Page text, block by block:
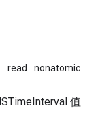
read nonatomic
值